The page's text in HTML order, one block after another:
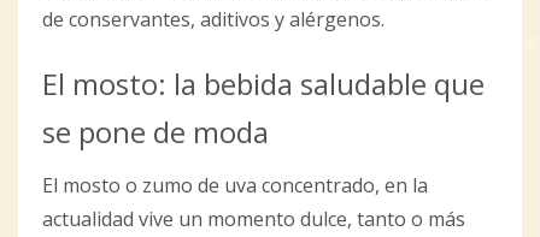
de conservantes, aditivos y alérgenos.
El mosto: la bebida saludable que
se pone de moda
El mosto o zumo de uva concentrado, en la
actualidad vive un momento dulce, tanto o más